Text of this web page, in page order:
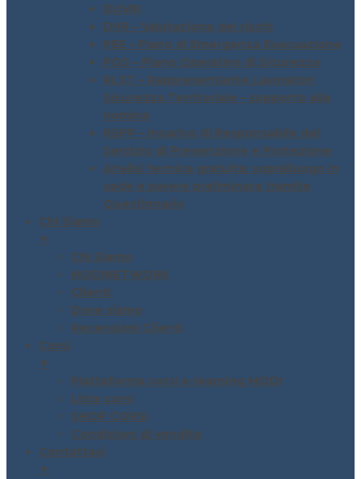
DUVRI
DVR – Valutazione dei rischi
PEE – Piano di Emergenza Evacuazione
POS – Piano Operativo di Sicurezza
RLST – Rappresentante Lavoratori
Sicurezza Territoriale – supporto alla
nomina
RSPP – Incarico di Responsabile del
Servizio di Prevenzione e Protezione
Analisi tecnica gratuita: sopralluogo in
sede e parere preliminare tramite
Questionario
Chi Siamo
▼
Chi Siamo
MODINETWORK
Clienti
Dove siamo
Recensioni Clienti
Corsi
▼
Piattaforma corsi e-learning MODI
Lista corsi
SHOP CORSI
Condizioni di vendita
Contattaci
▼